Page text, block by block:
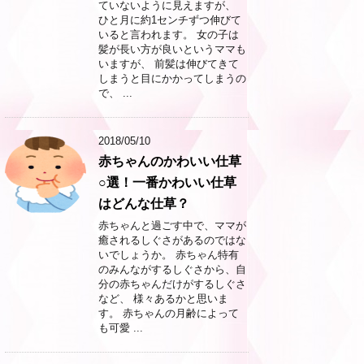
ていないように見えますが、
ひと月に約1センチずつ伸びて
いると言われます。 女の子は
髪が長い方が良いというママも
いますが、 前髪は伸びてきて
しまうと目にかかってしまうの
で、 ...
2018/05/10
赤ちゃんのかわいい仕草
○選！一番かわいい仕草
はどんな仕草？
赤ちゃんと過ごす中で、ママが
癒されるしぐさがあるのではな
いでしょうか。 赤ちゃん特有
のみんながするしぐさから、自
分の赤ちゃんだけがするしぐさ
など、 様々あるかと思いま
す。 赤ちゃんの月齢によって
も可愛 ...